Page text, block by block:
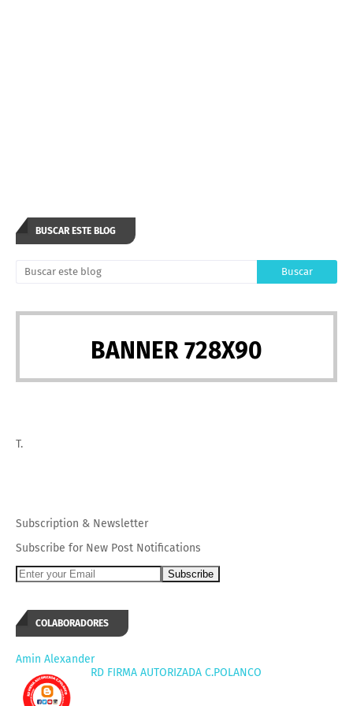
BUSCAR ESTE BLOG
BANNER 728X90
T.
Subscription & Newsletter
Subscribe for New Post Notifications
COLABORADORES
Amin Alexander
RD FIRMA AUTORIZADA C.POLANCO